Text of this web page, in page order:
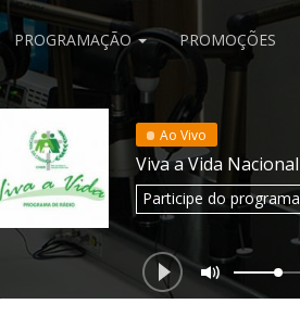
PROGRAMAÇÃO PROMOÇÕES
Ao Vivo
Viva a Vida
Participe do programa